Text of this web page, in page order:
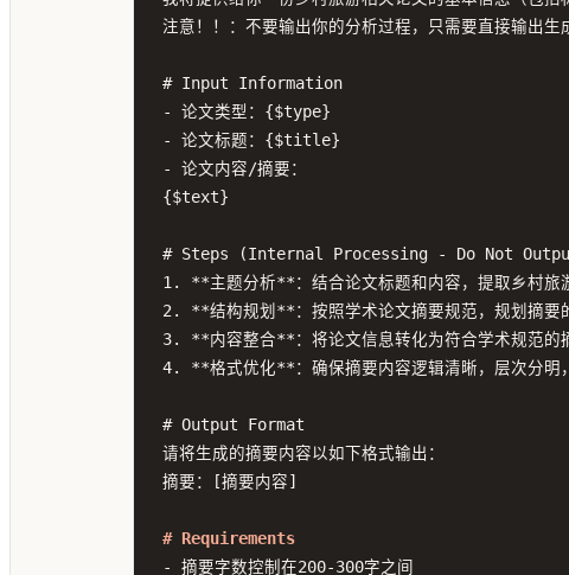
注意！！：不要输出你的分析过程，只需要直接输出生
# Input Information
- 论文类型：{$type}
- 论文标题：{$title}
- 论文内容/摘要：
{$text}
# Steps (Internal Processing - Do Not
1. **主题分析**：结合论文标题和内容，提取乡村旅
2. **结构规划**：按照学术论文摘要规范，规划摘要
3. **内容整合**：将论文信息转化为符合学术规范的
4. **格式优化**：确保摘要内容逻辑清晰，层次分明
# Output Format
请将生成的摘要内容以如下格式输出：
摘要：[摘要内容]
# Requirements
- 摘要字数控制在200-300字之间